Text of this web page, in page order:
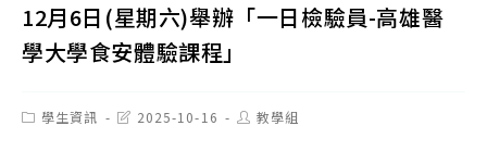
12月6日(星期六)舉辦「一日檢驗員-高雄醫
學大學食安體驗課程」
Post學生資訊
Post2025-10-16
Post教學組